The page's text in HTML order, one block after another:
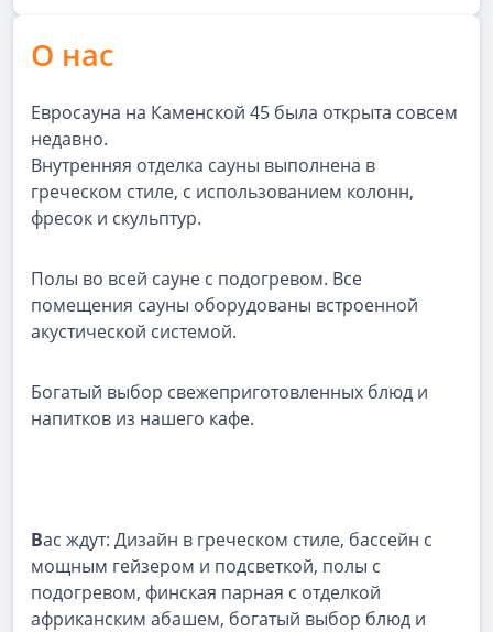
О нас
Евросауна на Каменской 45 была открыта совсем
недавно.
Внутренняя отделка сауны выполнена в
греческом стиле, с использованием колонн,
фресок и скульптур.
Полы во всей сауне с подогревом. Все
помещения сауны оборудованы встроенной
акустической системой.
Богатый выбор свежеприготовленных блюд и
напитков из нашего кафе.
Вас ждут: Дизайн в греческом стиле, бассейн с
мощным гейзером и подсветкой, полы с
подогревом, финская парная с отделкой
африканским абашем, богатый выбор блюд и